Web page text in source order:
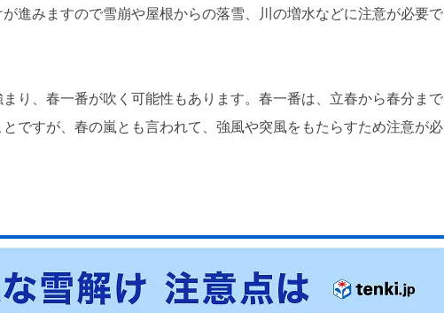
進みますので雪崩や屋根からの落雪、川の増水などに注意が必要で
り、春一番が吹く可能性もあります。春一番は、立春から春分まで
ですが、春の嵐とも言われて、強風や突風をもたらすため注意が必